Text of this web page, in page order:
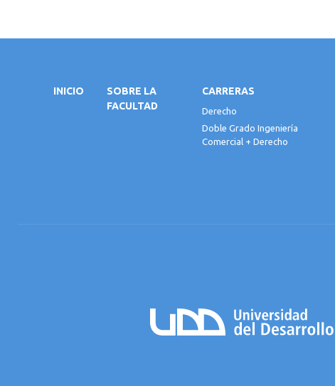
INICIO
SOBRE LA
FACULTAD
CARRERAS
Derecho
Doble Grado Ingeniería
Comercial + Derecho